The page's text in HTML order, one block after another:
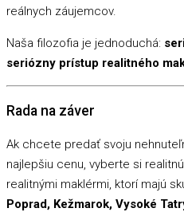
reálnych záujemcov.
Naša filozofia je jednoduchá:
seriózny prístup realitného
Rada na záver
Ak chcete predať svoju
najlepšiu cenu, vyberte si
realitnými maklérmi, ktorí majú
Poprad, Kežmarok, Vysoké